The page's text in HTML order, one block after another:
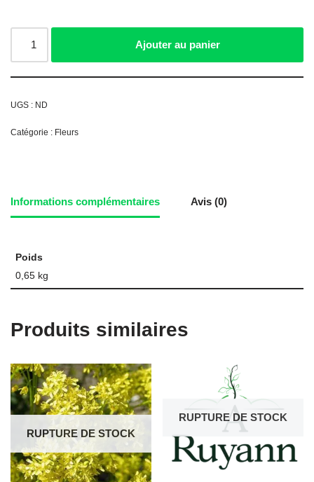
Ajouter au panier
UGS : ND
Catégorie : Fleurs
Informations complémentaires Avis (0)
Poids
0,65 kg
Produits similaires
RUPTURE DE STOCK
RUPTURE DE STOCK